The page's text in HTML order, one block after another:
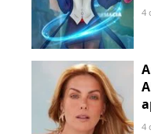
4
4